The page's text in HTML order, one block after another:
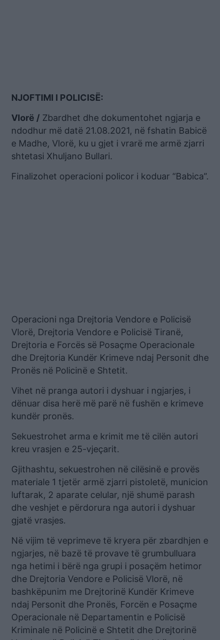
NJOFTIMI I POLICISË:
Vlorë / Zbardhet dhe dokumentohet ngjarja e
ndodhur më datë 21.08.2021, në fshatin Babicë
e Madhe, Vlorë, ku u gjet i vrarë me armë zjarri
shtetasi Xhuljano Bullari.
Finalizohet operacioni policor i koduar “Babica”.
Operacioni nga Drejtoria Vendore e Policisë
Vlorë, Drejtoria Vendore e Policisë Tiranë,
Drejtoria e Forcës së Posaçme Operacionale
dhe Drejtoria Kundër Krimeve ndaj Personit dhe
Pronës në Policinë e Shtetit.
Vihet në pranga autori i dyshuar i ngjarjes, i
dënuar disa herë më parë në fushën e krimeve
kundër pronës.
Sekuestrohet arma e krimit me të cilën autori
kreu vrasjen e 25-vjeçarit.
Gjithashtu, sekuestrohen në cilësinë e provës
materiale 1 tjetër armë zjarri pistoletë, municion
luftarak, 2 aparate celular, një shumë parash
dhe veshjet e përdorura nga autori i dyshuar
gjatë vrasjes.
Në vijim të veprimeve të kryera për zbardhjen e
ngjarjes, në bazë të provave të grumbulluara
nga hetimi i bërë nga grupi i posaçëm hetimor
dhe Drejtoria Vendore e Policisë Vlorë, në
bashkëpunim me Drejtorinë Kundër Krimeve
ndaj Personit dhe Pronës, Forcën e Posaçme
Operacionale në Departamentin e Policisë
Kriminale në Policinë e Shtetit dhe Drejtorinë